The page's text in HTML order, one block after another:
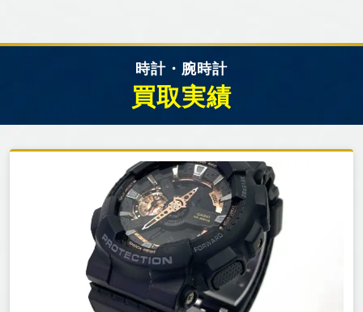
時計・腕時計
買取実績